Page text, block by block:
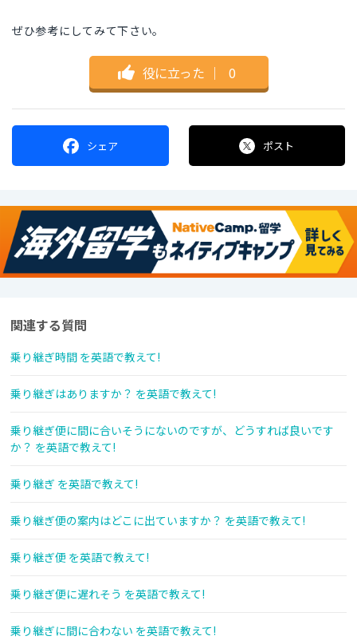
ぜひ参考にしてみて下さい。
役に立った ｜ 0
シェア ポスト
関連する質問
乗り継ぎ時間 を英語で教えて!
乗り継ぎはありますか？ を英語で教えて!
乗り継ぎ便に間に合いそうにないのですが、どうすれば良いです
か？ を英語で教えて!
乗り継ぎ を英語で教えて!
乗り継ぎ便の案内はどこに出ていますか？ を英語で教えて!
乗り継ぎ便 を英語で教えて!
乗り継ぎ便に遅れそう を英語で教えて!
乗り継ぎに間に合わない を英語で教えて!